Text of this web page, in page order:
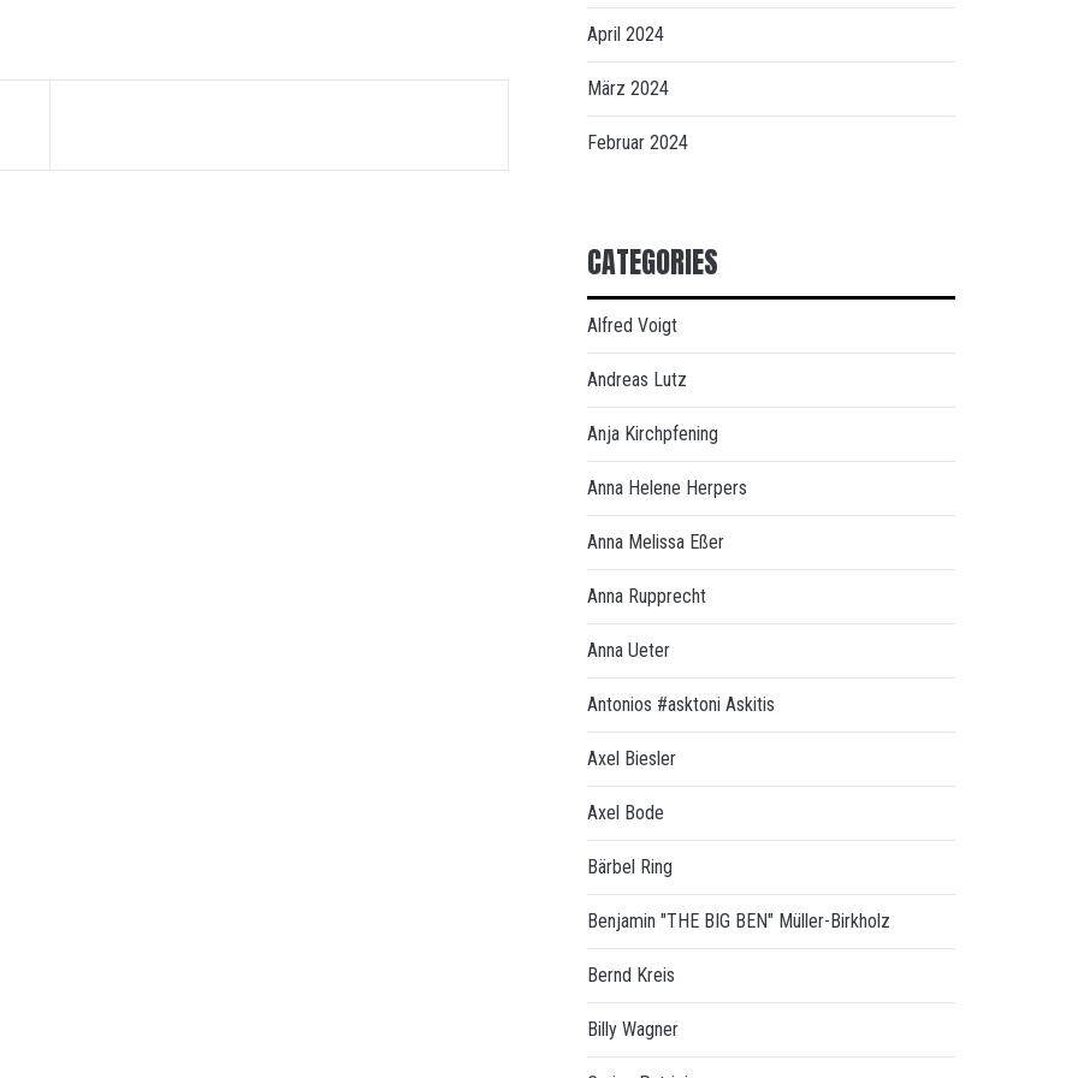
April 2024
März 2024
Februar 2024
CATEGORIES
Alfred Voigt
Andreas Lutz
Anja Kirchpfening
Anna Helene Herpers
Anna Melissa Eßer
Anna Rupprecht
Anna Ueter
Antonios #asktoni Askitis
Axel Biesler
Axel Bode
Bärbel Ring
Benjamin "THE BIG BEN" Müller-Birkholz
Bernd Kreis
Billy Wagner